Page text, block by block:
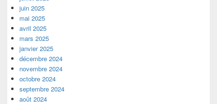
juin 2025
mai 2025
avril 2025
mars 2025
janvier 2025
décembre 2024
novembre 2024
octobre 2024
septembre 2024
août 2024